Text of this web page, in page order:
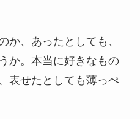
か、あったとしても、
か。本当に好きなもの
表せたとしても薄っぺ